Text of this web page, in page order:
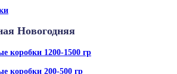
Новогодняя
коробки 1200-1500 гр
коробки 200-500 гр